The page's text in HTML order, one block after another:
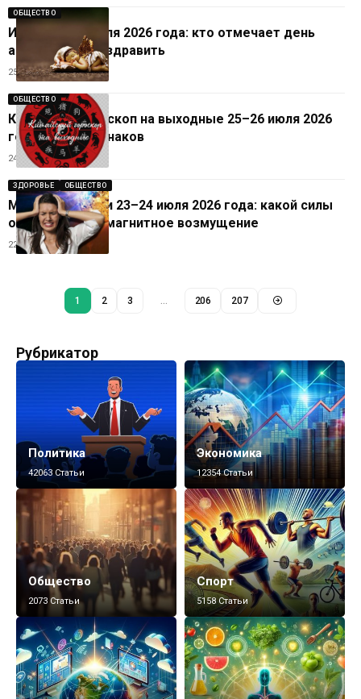
ОБЩЕСТВО
Именины 25 июля 2026 года: кто отмечает день
ангела и как поздравить
25.07.2026
ОБЩЕСТВО
Китайский гороскоп на выходные 25–26 июля 2026
года для всех знаков
24.07.2026
ЗДОРОВЬЕ ОБЩЕСТВО
Магнитные бури 23–24 июля 2026 года: какой силы
ожидается геомагнитное возмущение
22.07.2026
1 2 3 … 206 207
Рубрикатор
Политика
42063 Статьи
Экономика
12354 Статьи
Общество
2073 Статьи
Спорт
5158 Статьи